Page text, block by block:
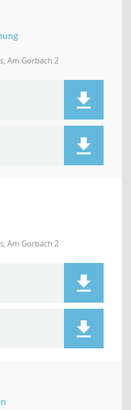
Am Gorbach 2
Am Gorbach 2